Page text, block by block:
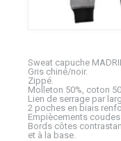
Sweat capuche
Gris chiné/noir.
Zippé.
Molleton 50%, coton
Lien de serrage par
2 poches en biais
Empiècements
Bords côtes
et à la base.